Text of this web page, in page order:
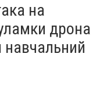
на
дрона